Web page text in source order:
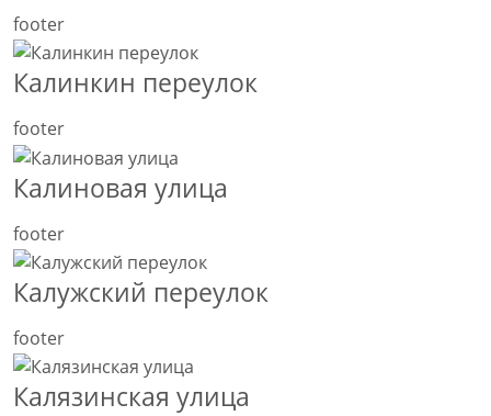
footer
Калинкин переулок
footer
Калиновая улица
footer
Калужский переулок
footer
Калязинская улица